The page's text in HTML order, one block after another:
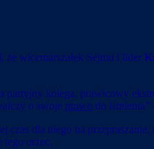
że wicemarszałek Sejmu i lider
partyjny kolega, prawicowy
o swoje prawo do istnienia”
dla niego na
tego orzec.